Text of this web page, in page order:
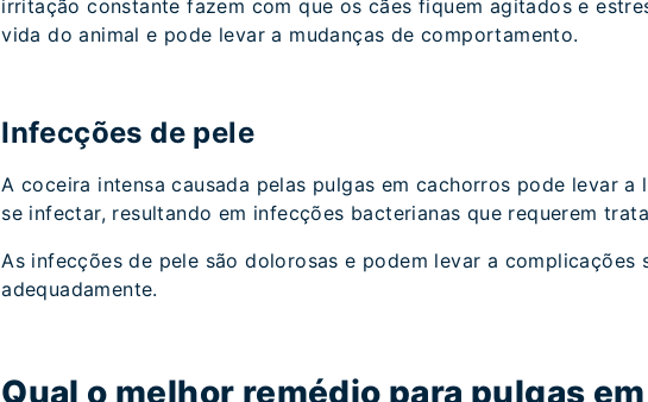
irritação constante fazem com que os cães fiquem agitados e
vida do animal e pode levar a mudanças de comportamento.
Infecções de pele
A coceira intensa causada pelas pulgas em cachorros pode levar a
se infectar, resultando em infecções bacterianas que requerem
As infecções de pele são dolorosas e podem levar a complicações
adequadamente.
Qual o melhor remédio para pulgas